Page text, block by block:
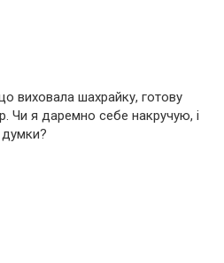
виховала шахрайку, готову
Чи я даремно себе накручую, і
думки?